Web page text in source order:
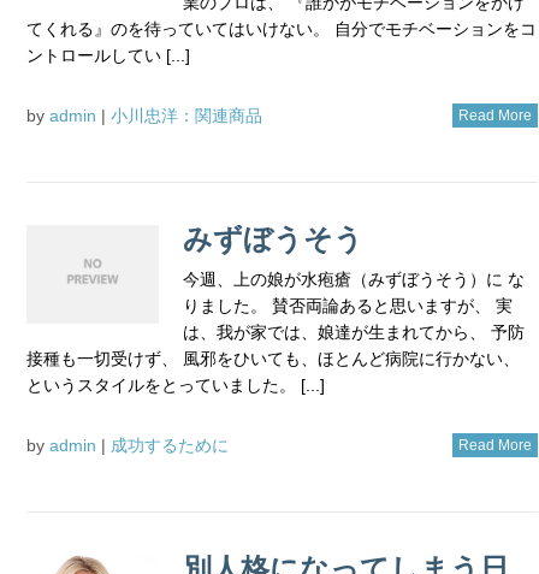
てくれる』のを待っていてはいけない。 自分でモチベーションをコ
ントロールしてい [...]
by admin | 小川忠洋：関連商品 Read More
みずぼうそう
今週、上の娘が水疱瘡（みずぼうそう）に な
りました。 賛否両論あると思いますが、 実
は、我が家では、娘達が生まれてから、 予防
接種も一切受けず、 風邪をひいても、ほとんど病院に行かない、
というスタイルをとっていました。 [...]
by admin | 成功するために Read More